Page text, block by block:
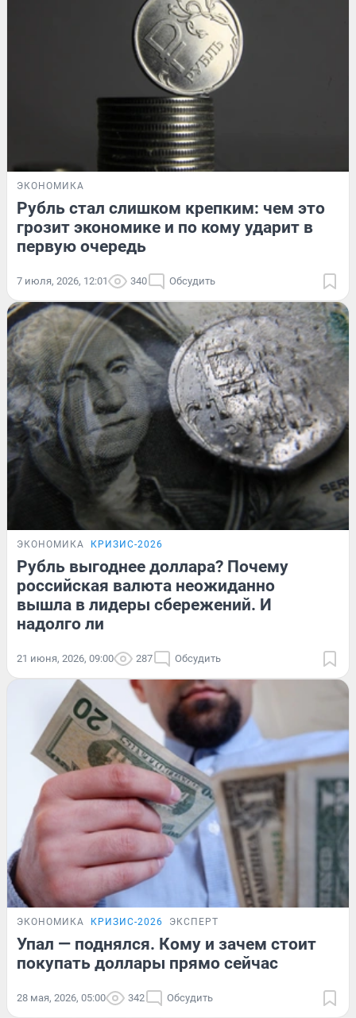
ЭКОНОМИКА
Рубль стал слишком крепким: чем это
грозит экономике и по кому ударит в
первую очередь
7 июля, 2026, 12:01 340 Обсудить
ЭКОНОМИКА КРИЗИС-2026
Рубль выгоднее доллара? Почему
российская валюта неожиданно
вышла в лидеры сбережений. И
надолго ли
21 июня, 2026, 09:00 287 Обсудить
ЭКОНОМИКА КРИЗИС-2026 ЭКСПЕРТ
Упал — поднялся. Кому и зачем стоит
покупать доллары прямо сейчас
28 мая, 2026, 05:00 342 Обсудить